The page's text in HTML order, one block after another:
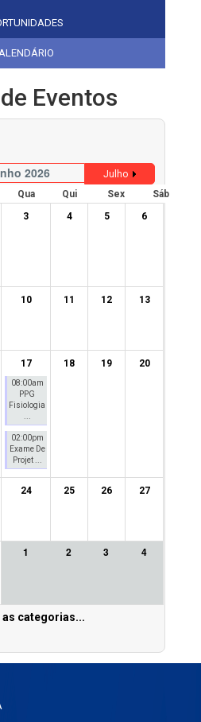
Eventos
2026
Julho
Qua Qui Sex Sáb
3 4 5 6
10 11 12 13
17
08:00am
PPG
Fisiologia
02:00pm
Exame De
Projet ...
18 19 20
24 25 26 27
1 2 3 4
as categorias...